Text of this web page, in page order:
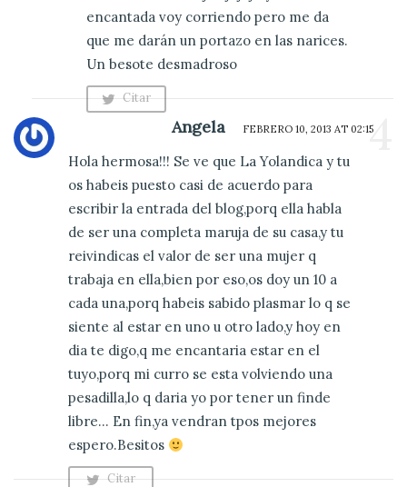
encantada voy corriendo pero me da
que me darán un portazo en las narices.
Un besote desmadroso
Citar
Comentario
4
Angela FEBRERO 10, 2013 AT 02:15
Hola hermosa!!! Se ve que La Yolandica y tu
os habeis puesto casi de acuerdo para
escribir la entrada del blog,porq ella habla
de ser una completa maruja de su casa,y tu
reivindicas el valor de ser una mujer q
trabaja en ella,bien por eso,os doy un 10 a
cada una,porq habeis sabido plasmar lo q se
siente al estar en uno u otro lado,y hoy en
dia te digo,q me encantaria estar en el
tuyo,porq mi curro se esta volviendo una
pesadilla,lo q daria yo por tener un finde
libre… En fin,ya vendran tpos mejores
espero.Besitos
Citar